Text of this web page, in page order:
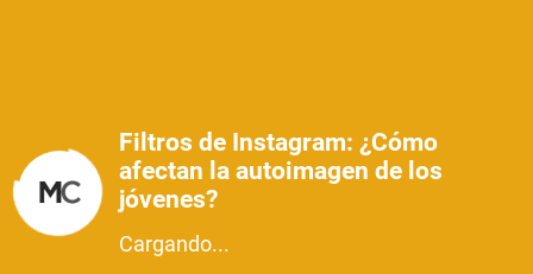
Filtros de Instagram: ¿Cómo
afectan la autoimagen de los
jóvenes?
Cargando...